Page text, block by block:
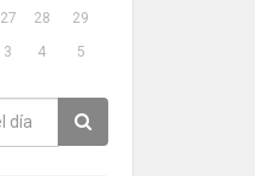
27 28
29
3 4 5